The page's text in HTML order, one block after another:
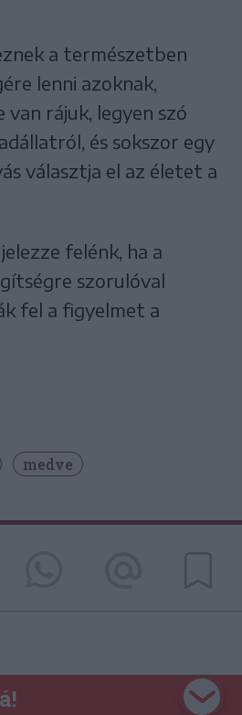
a természetben
lenni azoknak,
van rájuk, legyen szó
és sokszor egy
választja el az életet a
felénk, ha a
szorulóval
fel a figyelmet a
medve